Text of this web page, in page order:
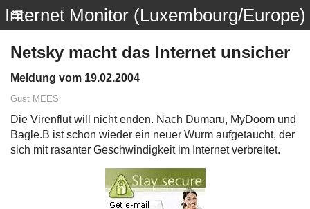
Internet Monitor (Luxembourg/Europe)
Netsky macht das Internet unsicher
Meldung vom 19.02.2004
Gust MEES
Die Virenflut will nicht enden. Nach Dumaru, MyDoom und
Bagle.B ist schon wieder ein neuer Wurm aufgetaucht, der
sich mit rasanter Geschwindigkeit im Internet verbreitet.